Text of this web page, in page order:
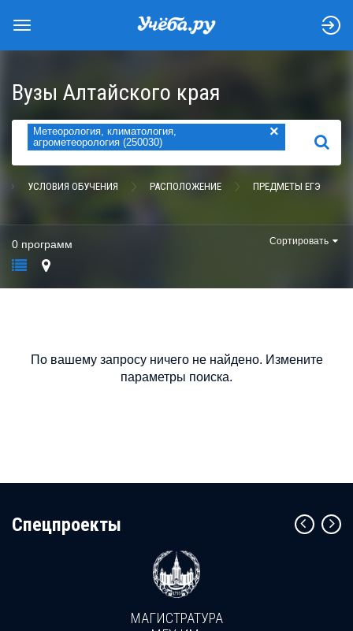
Вузы Алтайского края
Метеорология, климатология,
агрометеорология (250030)
×
НАЙТИ
УСЛОВИЯ ОБУЧЕНИЯ РАСПОЛОЖЕНИЕ ПРЕДМЕТЫ ЕГЭ
0 программ Сортировать
По вашему запросу ничего не найдено. Измените
параметры поиска.
Cпецпроекты
МАГИСТРАТУРА